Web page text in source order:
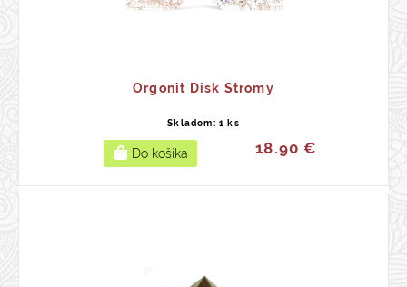
Orgonit Disk Stromy
Skladom: 1 ks
18.90 €